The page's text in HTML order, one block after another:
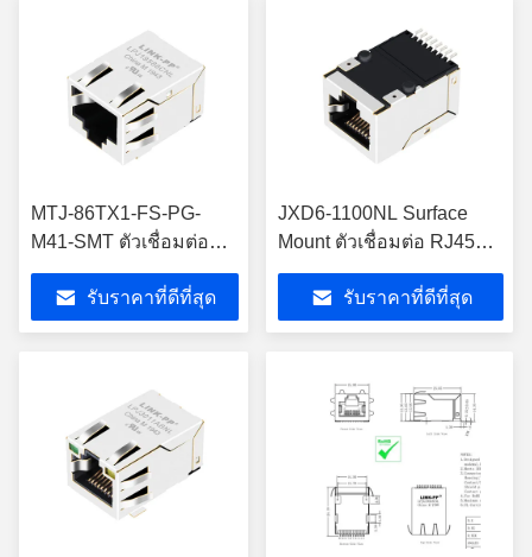
MTJ-86TX1-FS-PG-
M41-SMT ตัวเชื่อมต่อ
RJ45 ติดบนพื้นผิวโดย
ไม่มีไฟ LED
LPJ19586CNL
รับราคาที่ดีที่สุด
JXD6-1100NL Surface
Mount ตัวเชื่อมต่อ RJ45
แท็บขึ้น 10/100Base-T
Ethernet LPJ19511DNL
รับราคาที่ดีที่สุด